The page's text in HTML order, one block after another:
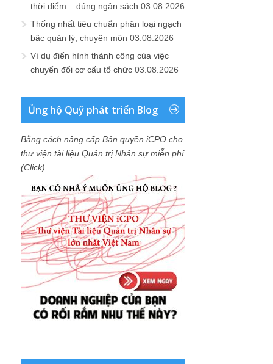
thời điểm – đúng ngân sách 03.08.2026
Thống nhất tiêu chuẩn phân loại ngạch
bậc quản lý, chuyên môn 03.08.2026
Ví dụ điển hình thành công của việc
chuyển đổi cơ cấu tổ chức 03.08.2026
Ủng hộ Quỹ phát triển Blog
Bằng cách nâng cấp Bản quyền iCPO cho
thư viện tài liệu Quản trị Nhân sự miễn phí
(Click)